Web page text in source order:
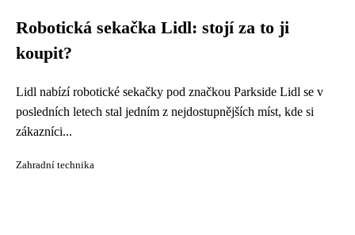
Robotická sekačka Lidl: stojí za to ji
koupit?
Lidl nabízí robotické sekačky pod značkou Parkside Lidl se v
posledních letech stal jedním z nejdostupnějších míst, kde si
zákazníci...
Zahradní technika